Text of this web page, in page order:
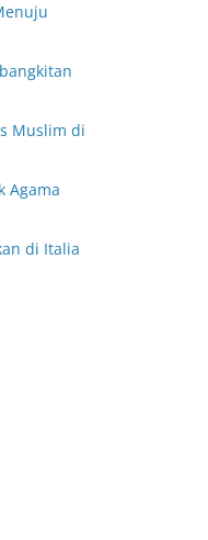
Muslim di
Agama
di Italia